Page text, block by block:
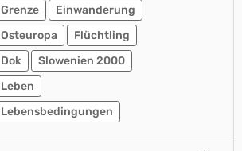
Grenze
Einwanderung
Osteuropa
Flüchtling
Dok
Slowenien 2000
Leben
Lebensbedingungen